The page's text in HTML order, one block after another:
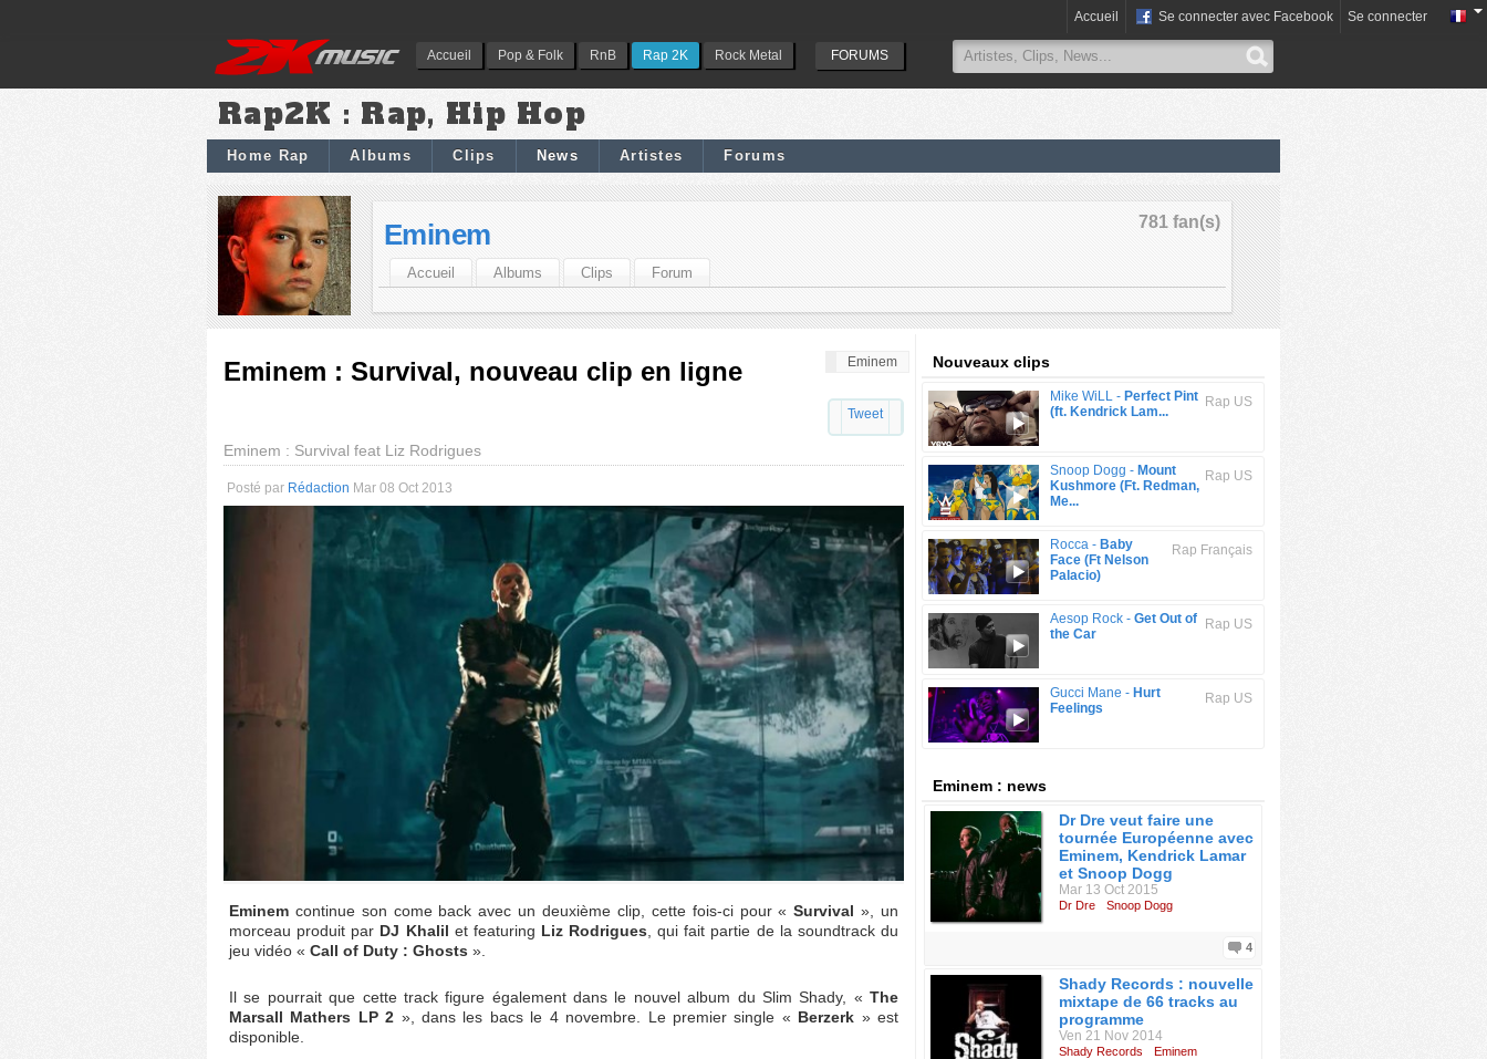
Accueil Pop & Folk RnB Rap 2K Rock Metal FORUMS
Accueil Se connecter avec Facebook Se connecter
Rap2K : Rap, Hip Hop
Home Rap Albums Clips News Artistes Forums
781 fan(s)
Eminem
Accueil Albums Clips Forum
Eminem
Eminem : Survival, nouveau clip en ligne
Tweet
Eminem : Survival feat Liz Rodrigues
Posté par Rédaction Mar 08 Oct 2013
Eminem continue son come back avec un deuxième clip, cette fois-ci pour « Survival», un
morceau produit par DJ Khalil et featuring Liz Rodrigues, qui fait partie de la soundtrack du
jeu vidéo « Call of Duty : Ghosts ».
Il se pourrait que cette track figure également dans le nouvel album du Slim Shady, « The
Marsall Mathers LP 2 », dans les bacs le 4 novembre. Le premier single « Berzerk » est
disponible.
Nouveaux clips
Rap US
Mike WiLL - Perfect Pint
(ft. Kendrick Lam...
Rap US
Snoop Dogg - Mount
Kushmore (Ft. Redman,
Me...
Rap Français
Rocca - Baby
Face (Ft Nelson
Palacio)
Rap US
Aesop Rock - Get Out of
the Car
Rap US
Gucci Mane - Hurt
Feelings
Eminem : news
Dr Dre veut faire une
tournée Européenne avec
Eminem, Kendrick Lamar
et Snoop Dogg
Mar 13 Oct 2015
Dr Dre Snoop Dogg
4
Shady Records : nouvelle
mixtape de 66 tracks au
programme
Ven 21 Nov 2014
Shady Records Eminem